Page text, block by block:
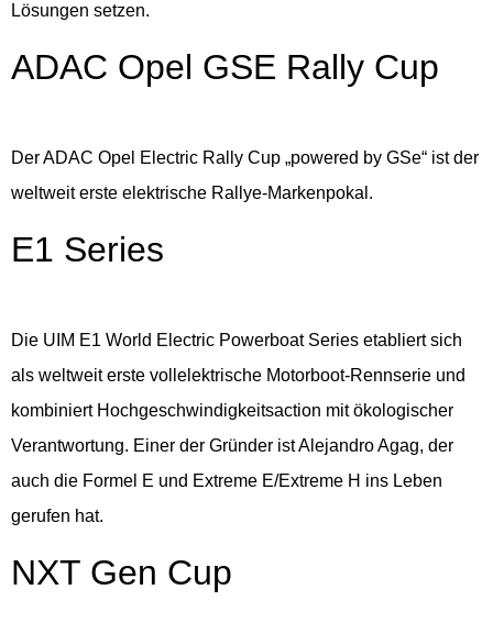
Lösungen setzen.
ADAC Opel GSE Rally Cup
Der ADAC Opel Electric Rally Cup „powered by GSe“ ist der
weltweit erste elektrische Rallye-Markenpokal.
E1 Series
Die UIM E1 World Electric Powerboat Series etabliert sich
als weltweit erste vollelektrische Motorboot-Rennserie und
kombiniert Hochgeschwindigkeitsaction mit ökologischer
Verantwortung. Einer der Gründer ist Alejandro Agag, der
auch die Formel E und Extreme E/Extreme H ins Leben
gerufen hat.
NXT Gen Cup